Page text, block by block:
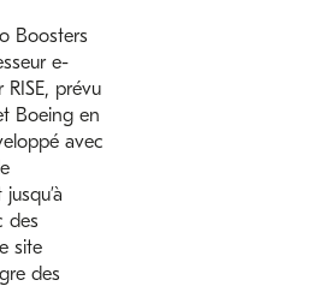
Boosters
e-
prévu
Boeing en
avec
des
site
des